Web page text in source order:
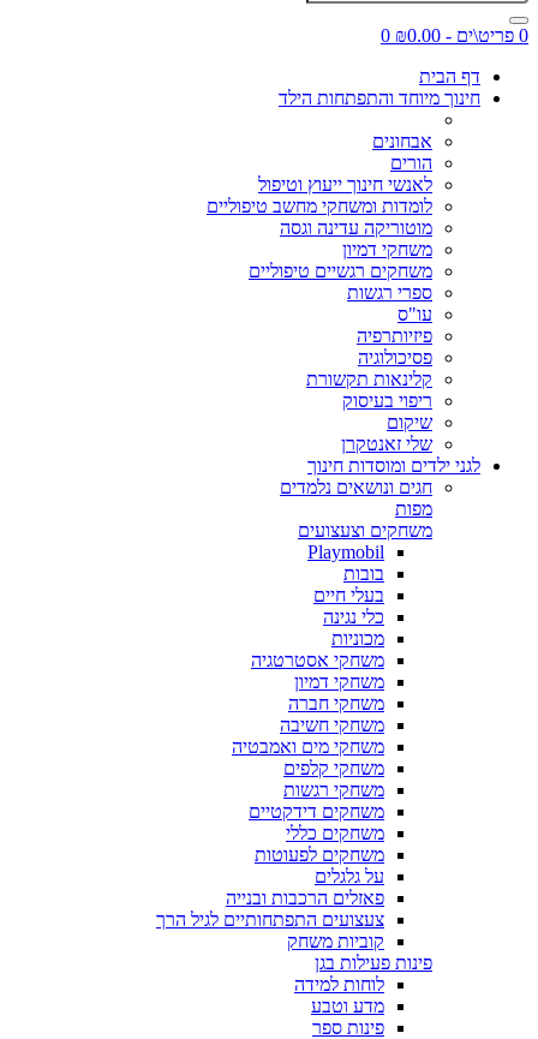
0 פריט\ים - ₪0.00
0
דף הבית
חינוך מיוחד והתפתחות הילד
אבחונים
הורים
לאנשי חינוך ייעוץ וטיפול
לומדות ומשחקי מחשב טיפוליים
מוטוריקה עדינה וגסה
משחקי דמיון
משחקים רגשיים טיפוליים
ספרי רגשות
עו"ס
פיזיותרפיה
פסיכולוגיה
קלינאות תקשורת
ריפוי בעיסוק
שיקום
שלי זאנטקרן
לגני ילדים ומוסדות חינוך
חגים ונושאים נלמדים
מפות
משחקים וצעצועים
Playmobil
בובות
בעלי חיים
כלי נגינה
מכוניות
משחקי אסטרטגיה
משחקי דמיון
משחקי חברה
משחקי חשיבה
משחקי מים ואמבטיה
משחקי קלפים
משחקי רגשות
משחקים דידקטיים
משחקים כללי
משחקים לפעוטות
על גלגלים
פאזלים הרכבות ובנייה
צעצועים התפתחותיים לגיל הרך
קוביות משחק
פינות פעילות בגן
לוחות למידה
מדע וטבע
פינות ספר